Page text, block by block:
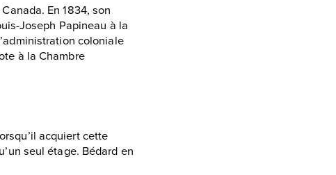
En 1834, son
Joseph Papineau à la
coloniale
à la Chambre
acquiert cette
seul étage. Bédard en